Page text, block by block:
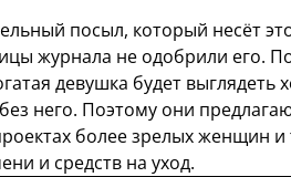
посыл, который несёт
журнала не одобрили его.
девушка будет выглядеть
него. Поэтому они
более зрелых женщин и
и средств на уход.